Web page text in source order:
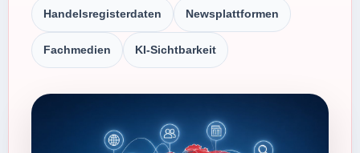
Handelsregisterdaten Newsplattformen
Fachmedien KI-Sichtbarkeit